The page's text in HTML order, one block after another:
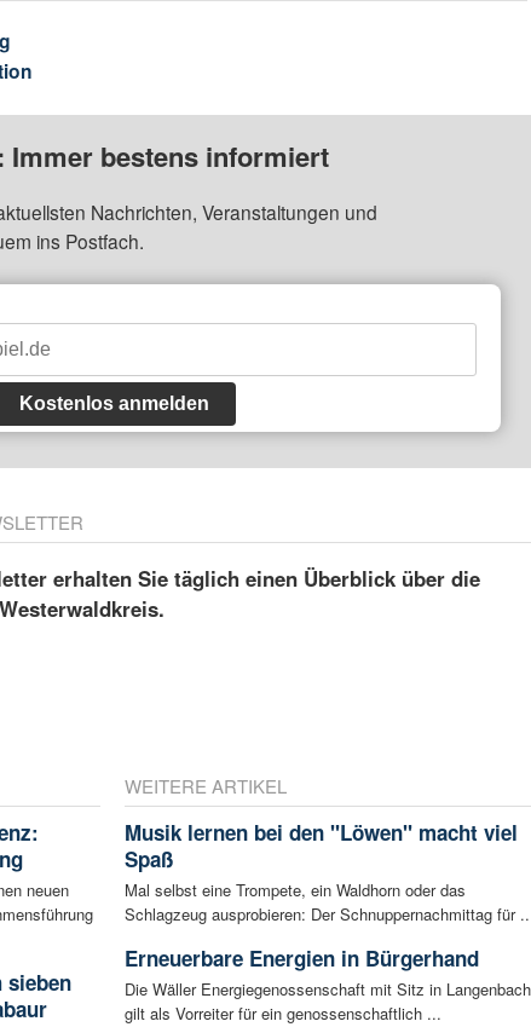
Immer bestens informiert
Nachrichten, Veranstaltungen und
ins Postfach.
Kostenlos anmelden
erhalten Sie täglich einen Überblick über die
neuen
sieben
WEITERE ARTIKEL
Musik lernen bei den "Löwen" macht viel
Spaß
Mal selbst eine Trompete, ein Waldhorn oder das
Schlagzeug ausprobieren: Der Schnuppernachmittag für
Erneuerbare Energien in Bürgerhand
Die Wäller Energiegenossenschaft mit Sitz in Langenbach
gilt als Vorreiter für ein genossenschaftlich ...